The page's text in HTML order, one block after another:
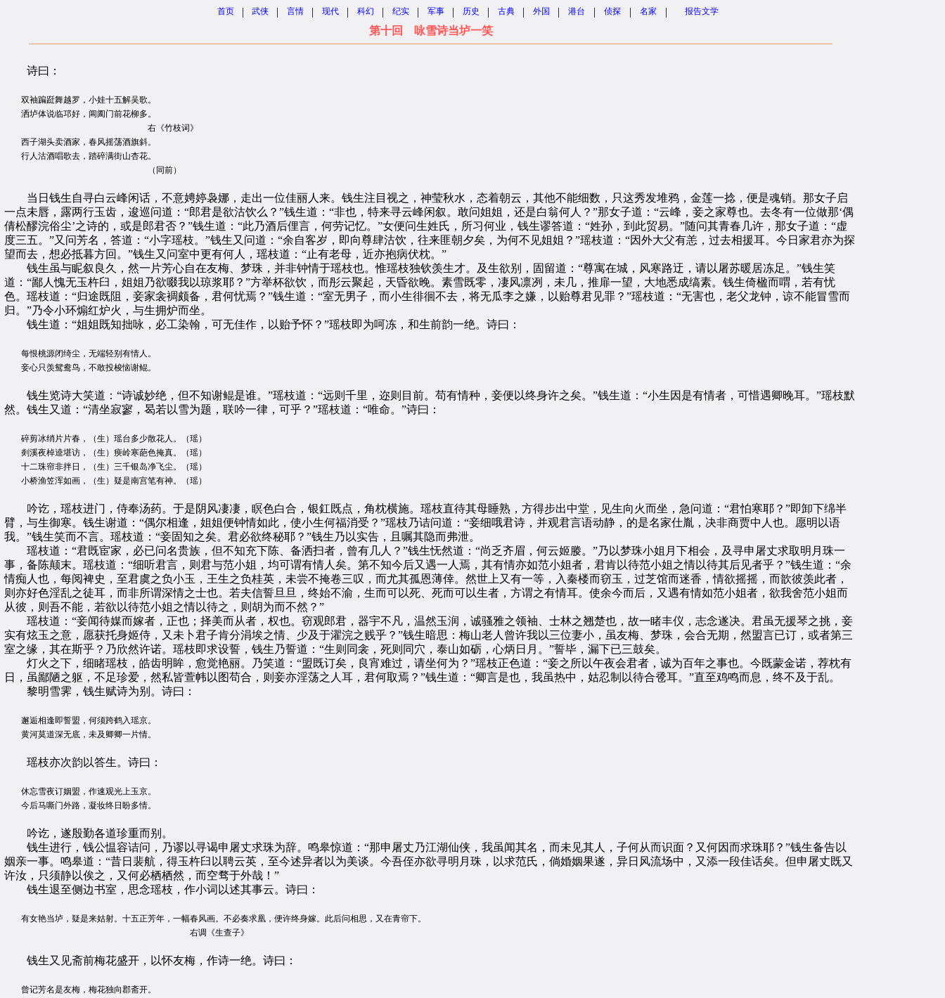
首页 | 武侠 | 言情 | 现代 | 科幻 | 纪实 | 军事 | 历史 | 古典 | 外国 | 港台 | 侦探 | 名家 | 报告文学
第十回 咏雪诗当垆一笑
诗曰：
双袖蹁跹舞越罗，小娃十五解吴歌。
洒垆体说临邛好，阊阖门前花柳多。
右《竹枝词》
西子湖头卖酒家，春风摇荡酒旗斜。
行人沽酒唱歌去，踏碎满街山杏花。
（同前）
当日钱生自寻白云峰闲话，不意娉婷袅娜，走出一位佳丽人来。钱生注目视之，神莹秋水，态着朝云，其他不能细数，只这秀发堆鸦，金莲一捻，便是魂销。那女子启
一点未唇，露两行玉齿，逡巡问道：“郎君是欲沽饮么？”钱生道：“非也，特来寻云峰闲叙。敢问姐姐，还是白翁何人？”那女子道：“云峰，妾之家尊也。去冬有一位做那‘偶
倩松醪浣俗尘’之诗的，或是郎君否？”钱生道：“此乃酒后俚言，何劳记忆。”女便问生姓氏，所习何业，钱生谬答道：“姓孙，到此贸易。”随问其青春几许，那女子道：“虚
度三五。”又问芳名，答道：“小字瑶枝。”钱生又问道：“余自客岁，即向尊肆沽饮，往来匪朝夕矣，为何不见姐姐？”瑶枝道：“因外大父有恙，过去相援耳。今日家君亦为探
望而去，想必抵暮方回。”钱生又问室中更有何人，瑶枝道：“止有老母，近亦抱病伏枕。”
钱生虽与眤叙良久，然一片芳心自在友梅、梦珠，并非钟情于瑶枝也。惟瑶枝独钦羡生才。及生欲别，固留道：“尊寓在城，风寒路迂，请以屠苏暖居冻足。”钱生笑
道：“鄙人愧无玉杵臼，姐姐乃欲啜我以琼浆耶？”方举杯欲饮，而彤云聚起，天昏欲晚。素雪既零，凄风凛冽，未几，推扉一望，大地悉成缟素。钱生倚楹而喟，若有忧
色。瑶枝道：“归途既阻，妾家衾裯颇备，君何忧焉？”钱生道：“室无男子，而小生徘徊不去，将无瓜李之嫌，以贻尊君见罪？”瑶枝道：“无害也，老父龙钟，谅不能冒雪而
归。”乃令小环煽红炉火，与生拥炉而坐。
钱生道：“姐姐既知拙咏，必工染翰，可无佳作，以贻予怀？”瑶枝即为呵冻，和生前韵一绝。诗曰：
每恨桃源闭绮尘，无端轻别有情人。
妾心只羡鸳鸯鸟，不敢投梭恼谢鲲。
钱生览诗大笑道：“诗诚妙绝，但不知谢鲲是谁。”瑶枝道：“远则千里，迩则目前。苟有情种，妾便以终身许之矣。”钱生道：“小生因是有情者，可惜遇卿晚耳。”瑶枝默
然。钱生又道：“清坐寂寥，曷若以雪为题，联吟一律，可乎？”瑶枝道：“唯命。”诗曰：
碎剪冰绡片片春，（生）瑶台多少散花人。（瑶）
剡溪夜棹逵堪访，（生）瘐岭寒葩色掩真。（瑶）
十二珠帘非拌日，（生）三千银岛净飞尘。（瑶）
小桥渔笠浑如画，（生）疑是南宫笔有神。（瑶）
吟讫，瑶枝进门，侍奉汤药。于是阴风凄凄，瞑色白合，银釭既点，角枕横施。瑶枝直待其母睡熟，方得步出中堂，见生向火而坐，急问道：“君怕寒耶？”即卸下绵半
臂，与生御寒。钱生谢道：“偶尔相逢，姐姐便钟情如此，使小生何福消受？”瑶枝乃诘问道：“妾细哦君诗，并观君言语动静，的是名家仕胤，决非商贾中人也。愿明以语
我。”钱生笑而不言。瑶枝道：“妾固知之矣。君必欲终秘耶？”钱生乃以实告，且嘱其隐而弗泄。
瑶枝道：“君既宦家，必已问名贵族，但不知充下陈、备洒扫者，曾有几人？”钱生怃然道：“尚乏齐眉，何云姬媵。”乃以梦珠小姐月下相会，及寻申屠丈求取明月珠一
事，备陈颠末。瑶枝道：“细听君言，则君与范小姐，均可谓有情人矣。第不知今后又遇一人焉，其有情亦如范小姐者，君肯以待范小姐之情以待其后见者乎？”钱生道：“余
情痴人也，每阅裨史，至君虞之负小玉，王生之负桂英，未尝不掩卷三叹，而尤其孤恩薄倖。然世上又有一等，入秦楼而窃玉，过芝馆而迷香，情欲摇摇，而歆彼羡此者，
则亦好色淫乱之徒耳，而非所谓深情之士也。若夫信誓旦旦，终始不渝，生而可以死、死而可以生者，方谓之有情耳。使余今而后，又遇有情如范小姐者，欲我舍范小姐而
从彼，则吾不能，若欲以待范小姐之情以待之，则胡为而不然？”
瑶枝道：“妾闻待媒而嫁者，正也；择美而从者，权也。窃观郎君，器宇不凡，温然玉润，诚骚雅之领袖、士林之翘楚也，故一睹丰仪，志念遂决。君虽无援琴之挑，妾
实有炫玉之意，愿获托身姬侍，又未卜君子肯分涓埃之情、少及于濯浣之贱乎？”钱生暗思：梅山老人曾许我以三位妻小，虽友梅、梦珠，会合无期，然盟言已订，或者第三
室之缘，其在斯乎？乃欣然许诺。瑶枝即求设誓，钱生乃誓道：“生则同衾，死则同穴，泰山如砺，心炳日月。”誓毕，漏下已三鼓矣。
灯火之下，细睹瑶枝，皓齿明眸，愈觉艳丽。乃笑道：“盟既订矣，良宵难过，请坐何为？”瑶枝正色道：“妾之所以午夜会君者，诚为百年之事也。今既蒙金诺，荐枕有
日，虽鄙陋之躯，不足珍爱，然私皆萱帏以图苟合，则妾亦淫荡之人耳，君何取焉？”钱生道：“卿言是也，我虽热中，姑忍制以待合卺耳。”直至鸡鸣而息，终不及于乱。
黎明雪霁，钱生赋诗为别。诗曰：
邂逅相逢即誓盟，何须跨鹤入瑶京。
黄河莫道深无底，未及卿卿一片情。
瑶枝亦次韵以答生。诗曰：
休忘雪夜订姻盟，作速观光上玉京。
今后马嘶门外路，凝妆终日盼多情。
吟讫，遂殷勤各道珍重而别。
钱生进行，钱公愠容诘问，乃谬以寻谒申屠丈求珠为辞。鸣皋惊道：“那申屠丈乃江湖仙侠，我虽闻其名，而未见其人，子何从而识面？又何因而求珠耶？”钱生备告以
姻亲一事。鸣皋道：“昔日裴航，得玉杵臼以聘云英，至今述异者以为美谈。今吾侄亦欲寻明月珠，以求范氏，倘婚姻果遂，异日风流场中，又添一段佳话矣。但申屠丈既又
许汝，只须静以俟之，又何必栖栖然，而空骛于外哉！”
钱生退至侧边书室，思念瑶枝，作小词以述其事云。诗曰：
有女艳当垆，疑是来姑射。十五正芳年，一幅春风画。不必奏求凰，便许终身嫁。此后问相思，又在青帘下。
右调《生查子》
钱生又见斋前梅花盛开，以怀友梅，作诗一绝。诗曰：
曾记芳名是友梅，梅花独向郡斋开。